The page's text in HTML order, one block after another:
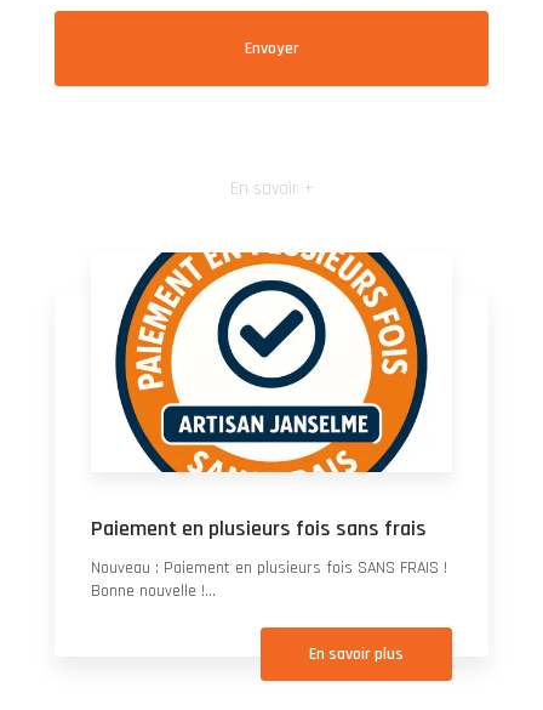
En savoir +
Paiement en plusieurs fois sans frais
Nouveau : Paiement en plusieurs fois SANS FRAIS !
Bonne nouvelle !...
En savoir plus